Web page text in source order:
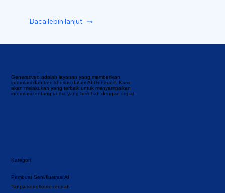
Generatived adalah layanan yang memberikan
informasi dan tren khusus dalam AI Generatif. Kami
akan melakukan yang terbaik untuk menyampaikan
informasi tentang dunia yang berubah dengan cepat.
Kategori
Tanpa kode/kode rendah
Pembuat Seni/Ilustrasi AI
Baca lebih lanjut